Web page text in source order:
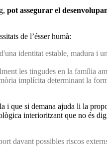
pot assegurar el
de l’ésser humà:
identitat estable, madura i
les tingudes en la família
implícita determinant la
i que si demana ajuda li la
interioritzant que no és
davant possibles riscos